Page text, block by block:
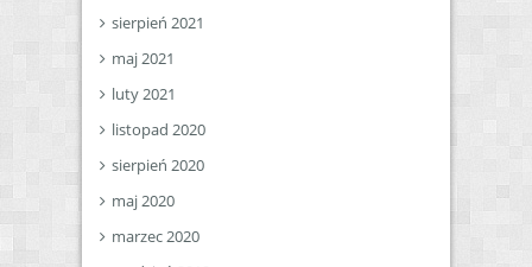
sierpień 2021
maj 2021
luty 2021
listopad 2020
sierpień 2020
maj 2020
marzec 2020